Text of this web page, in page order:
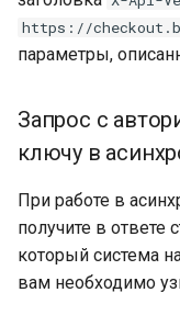
https://
параметры,
Запрос с
ключу в
При работе в
получите в ответе
который система
вам необходимо